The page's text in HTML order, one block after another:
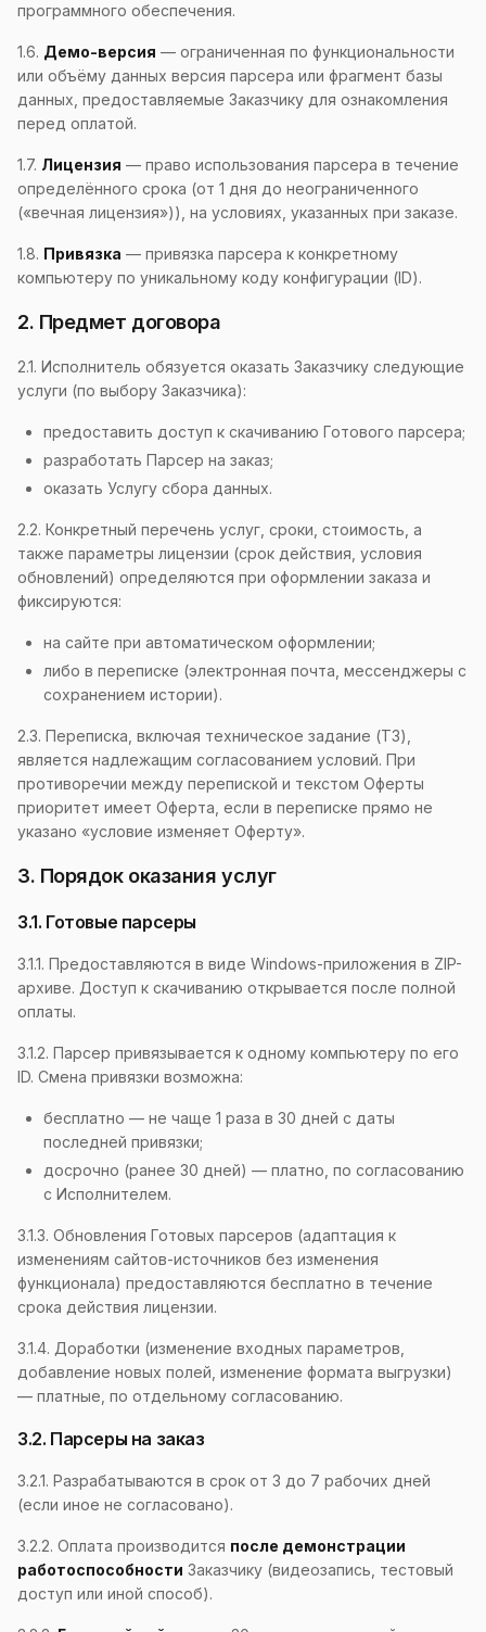
программного обеспечения.
1.6. Демо-версия — ограниченная по функциональности
или объёму данных версия парсера или фрагмент базы
данных, предоставляемые Заказчику для ознакомления
перед оплатой.
1.7. Лицензия — право использования парсера в течение
определённого срока (от 1 дня до неограниченного
(«вечная лицензия»)), на условиях, указанных при заказе.
1.8. Привязка — привязка парсера к конкретному
компьютеру по уникальному коду конфигурации (ID).
2. Предмет договора
2.1. Исполнитель обязуется оказать Заказчику следующие
услуги (по выбору Заказчика):
предоставить доступ к скачиванию Готового парсера;
разработать Парсер на заказ;
оказать Услугу сбора данных.
2.2. Конкретный перечень услуг, сроки, стоимость, а
также параметры лицензии (срок действия, условия
обновлений) определяются при оформлении заказа и
фиксируются:
на сайте при автоматическом оформлении;
либо в переписке (электронная почта, мессенджеры с
сохранением истории).
2.3. Переписка, включая техническое задание (ТЗ),
является надлежащим согласованием условий. При
противоречии между перепиской и текстом Оферты
приоритет имеет Оферта, если в переписке прямо не
указано «условие изменяет Оферту».
3. Порядок оказания услуг
3.1. Готовые парсеры
3.1.1. Предоставляются в виде Windows-приложения в ZIP-
архиве. Доступ к скачиванию открывается после полной
оплаты.
3.1.2. Парсер привязывается к одному компьютеру по его
ID. Смена привязки возможна:
бесплатно — не чаще 1 раза в 30 дней с даты
последней привязки;
досрочно (ранее 30 дней) — платно, по согласованию
с Исполнителем.
3.1.3. Обновления Готовых парсеров (адаптация к
изменениям сайтов-источников без изменения
функционала) предоставляются бесплатно в течение
срока действия лицензии.
3.1.4. Доработки (изменение входных параметров,
добавление новых полей, изменение формата выгрузки)
— платные, по отдельному согласованию.
3.2. Парсеры на заказ
3.2.1. Разрабатываются в срок от 3 до 7 рабочих дней
(если иное не согласовано).
3.2.2. Оплата производится после демонстрации
работоспособности Заказчику (видеозапись, тестовый
доступ или иной способ).